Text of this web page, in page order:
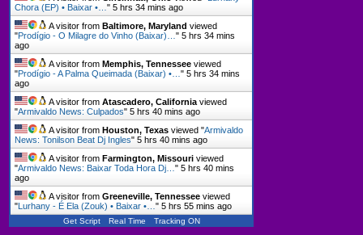
Chora (EP) • Baixar •…"5 hrs 34 mins ago
A visitor fromBaltimore, Maryland viewed
"Prodígio - O Milagre do Vinho (Baixar)…"5 hrs 34 mins
ago
A visitor fromMemphis, Tennessee viewed
"Prodígio - A Palma Queimada (Baixar) •…"5 hrs 34 mins
ago
A visitor fromAtascadero, California viewed
"Armivaldo News: Culpados"5 hrs 40 mins ago
A visitor fromHouston, Texas viewed "Armivaldo
News: Tonilson Beat Dj Ingles"5 hrs 40 mins ago
A visitor fromFarmington, Missouri viewed
"Armivaldo News: Baixar Toda Hora Dj…"5 hrs 40 mins
ago
A visitor fromGreeneville, Tennessee viewed
"Lurhany - É Ela (Zouk) • Baixar •…"5 hrs 55 mins ago
Get Script Real Time Tracking ON